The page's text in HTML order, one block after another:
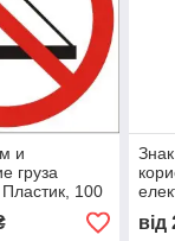
и
груза
100
від